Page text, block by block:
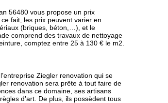
56480 vous propose un prix
fait, les prix peuvent varier en
(briques, béton,…), et le
comprend des travaux de nettoyage
comptez entre 25 à 130 € le m2.
Ziegler renovation qui se
renovation sera prête à tout faire de
dans ce domaine, ses artisans
d’art. De plus, ils possèdent tous